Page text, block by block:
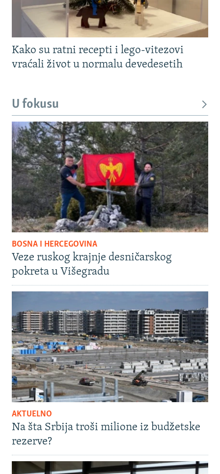
Kako su ratni recepti i lego-vitezovi
vraćali život u normalu devedesetih
U fokusu
BOSNA I HERCEGOVINA
Veze ruskog krajnje desničarskog
pokreta u Višegradu
AKTUELNO
Na šta Srbija troši milione iz budžetske
rezerve?